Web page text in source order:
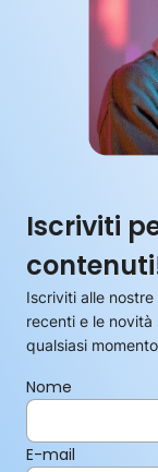
Iscriviti
Iscriviti alle
recenti e le novità
qualsiasi
Nome
E-mail